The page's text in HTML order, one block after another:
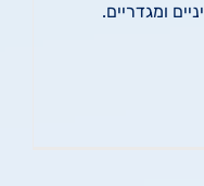
ומגדריים.